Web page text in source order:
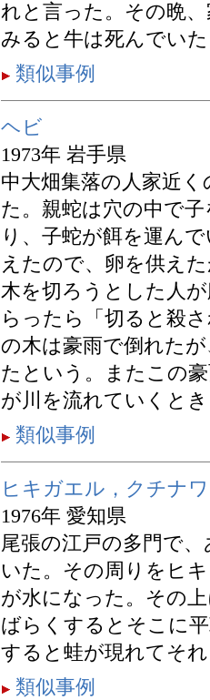
れと言った。その晩
みると牛は死んでい
類似事例
ヘビ
1973年 岩手県
中大畑集落の人家近
た。親蛇は穴の中で
り、子蛇が餌を運ん
えたので、卵を供え
木を切ろうとした人
らったら「切ると殺
の木は豪雨で倒れた
たという。またこの
が川を流れていくと
類似事例
ヒキガエル，クチナワ
1976年 愛知県
尾張の江戸の多門で
いた。その周りをヒ
が水になった。その
ばらくするとそこに
すると蛙が現れてそ
類似事例